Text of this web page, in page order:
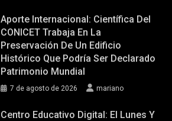
Aporte Internacional: Científica Del
CONICET Trabaja En La
Preservación De Un Edificio
Histórico Que Podría Ser Declarado
Patrimonio Mundial
7 de agosto de 2026 mariano
Centro Educativo Digital: El Lunes Y